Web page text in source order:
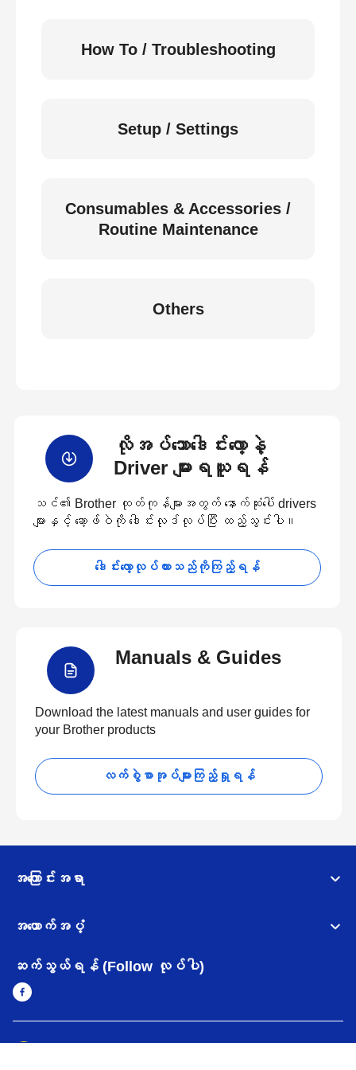
How To / Troubleshooting
Setup / Settings
Consumables & Accessories /
Routine Maintenance
Others
လိုအပ်သောဒေါင်းလော့နဲ့
Driver များရယူရန်
သင်၏ Brother ထုတ်ကုန်များအတွက် နောက်ဆုံးပေါ် drivers
များနှင့် ဆော့ဖ်ဝဲကို ဒေါင်းလုဒ်လုပ်ပြီး ထည့်သွင်းပါ။
ဒေါင်းလော့လုပ်ထားသည်ကိုကြည့်ရန်
Manuals & Guides
Download the latest manuals and user guides for
your Brother products
လက်စွဲစာအုပ်များကြည့်ရှုရန်
အကြောင်းအရာ
အထောက်အပံ့
ဆက်သွယ်ရန် (Follow လုပ်ပါ)